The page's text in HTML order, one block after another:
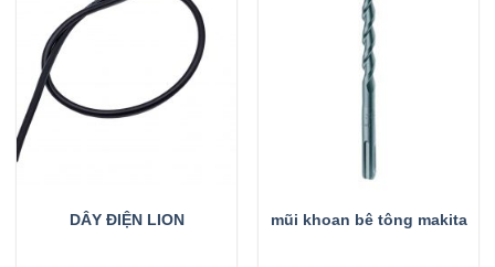
DÂY ĐIỆN LION mũi khoan bê tông makita